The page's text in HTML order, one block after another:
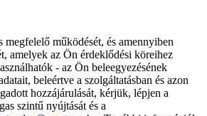
működését, és amennyiben
amelyek az Ön érdeklődési köreihez
- az Ön beleegyezésének
beleértve a szolgáltatásban és azon
hozzájárulását, kérjük, lépjen a
szintű nyújtását és a